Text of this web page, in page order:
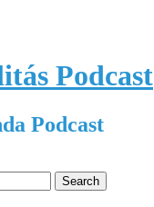
Podcast
Podcast